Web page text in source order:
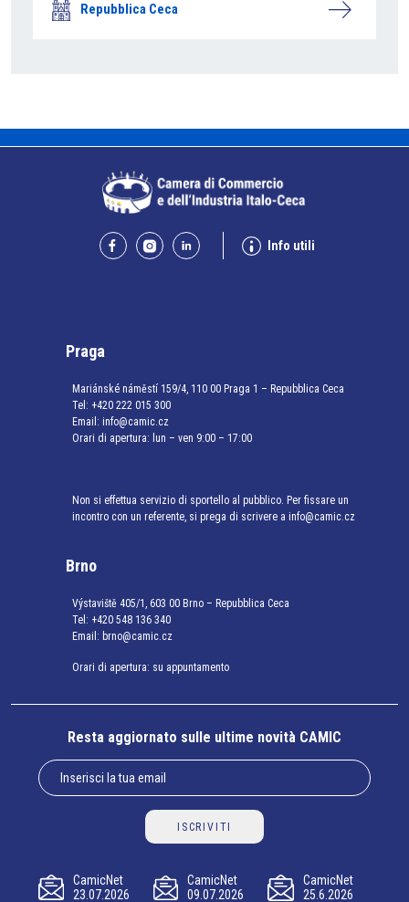
Repubblica Ceca
Info utili
Praga
Mariánské náměstí 159/4, 110 00 Praga 1 – Repubblica Ceca
Tel: +420 222 015 300
Email: info@camic.cz
Orari di apertura: lun – ven 9:00 – 17:00
Non si effettua servizio di sportello al pubblico. Per fissare un
incontro con un referente, si prega di scrivere a info@camic.cz
Brno
Výstaviště 405/1, 603 00 Brno – Repubblica Ceca
Tel: +420 548 136 340
Email: brno@camic.cz
Orari di apertura: su appuntamento
Resta aggiornato sulle ultime novità CAMIC
ISCRIVITI
CamicNet
23.07.2026
CamicNet
09.07.2026
CamicNet
25.6.2026